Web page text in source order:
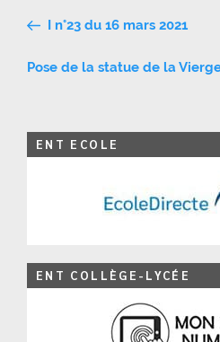
Navigation
de
I n°23 du 16 mars 2021
Pose de la statue de la
ENT ECOLE
ENT COLLÈGE-LYCÉE